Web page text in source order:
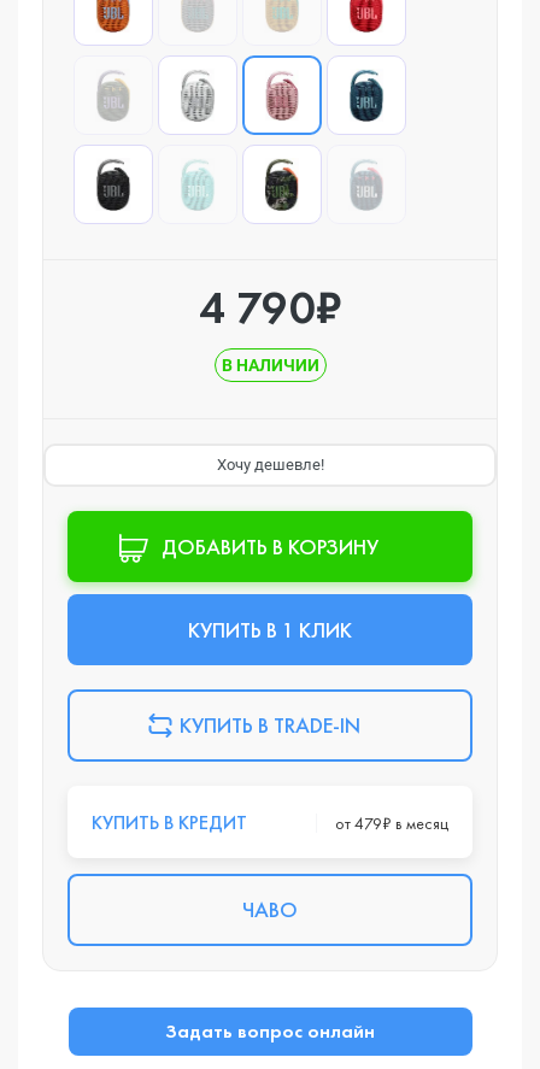
4 790₽
В НАЛИЧИИ
Хочу дешевле!
ДОБАВИТЬ В КОРЗИНУ
КУПИТЬ В 1 КЛИК
КУПИТЬ В TRADE-IN
КУПИТЬ В КРЕДИТ от 479₽ в месяц
ЧАВО
Задать вопрос онлайн